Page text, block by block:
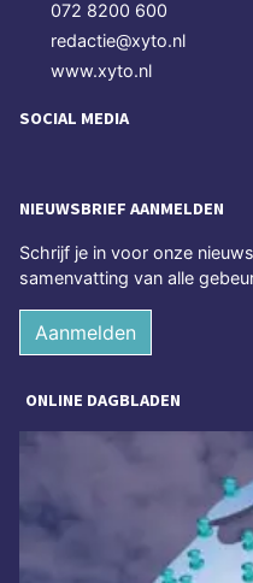
072 8200 600
redactie@xyto.nl
www.xyto.nl
SOCIAL MEDIA
NIEUWSBRIEF AANMELDEN
Schrijf je in voor onze
samenvatting van alle
Aanmelden
ONLINE DAGBLADEN